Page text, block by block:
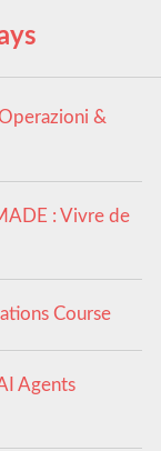
&
: Vivre de
Course
Agents